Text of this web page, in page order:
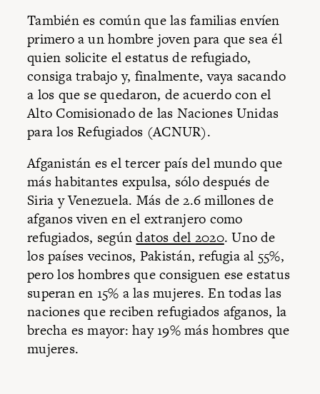
También es común que las familias envíen
primero a un hombre joven para que sea él
quien solicite el estatus de refugiado,
consiga trabajo y, finalmente, vaya sacando
a los que se quedaron, de acuerdo con el
Alto Comisionado de las Naciones Unidas
para los Refugiados (ACNUR).
Afganistán es el tercer país del mundo que
más habitantes expulsa, sólo después de
Siria y Venezuela. Más de 2.6 millones de
afganos viven en el extranjero como
refugiados, segúndatos del 2020. Uno de
los países vecinos, Pakistán, refugia al 55%,
pero los hombres que consiguen ese estatus
superan en 15% a las mujeres. En todas las
naciones que reciben refugiados afganos, la
brecha es mayor: hay 19% más hombres que
mujeres.